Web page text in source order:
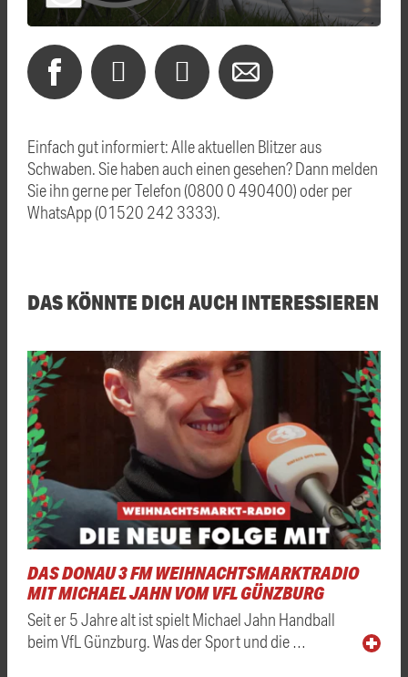
Einfach gut informiert: Alle aktuellen Blitzer aus
Schwaben. Sie haben auch einen gesehen? Dann melden
Sie ihn gerne per Telefon (0800 0 490400) oder per
WhatsApp (01520 242 3333).
DAS KÖNNTE DICH AUCH INTERESSIEREN
DAS DONAU 3 FM WEIHNACHTSMARKTRADIO
MIT MICHAEL JAHN VOM VFL GÜNZBURG
Seit er 5 Jahre alt ist spielt Michael Jahn Handball
beim VfL Günzburg. Was der Sport und die …